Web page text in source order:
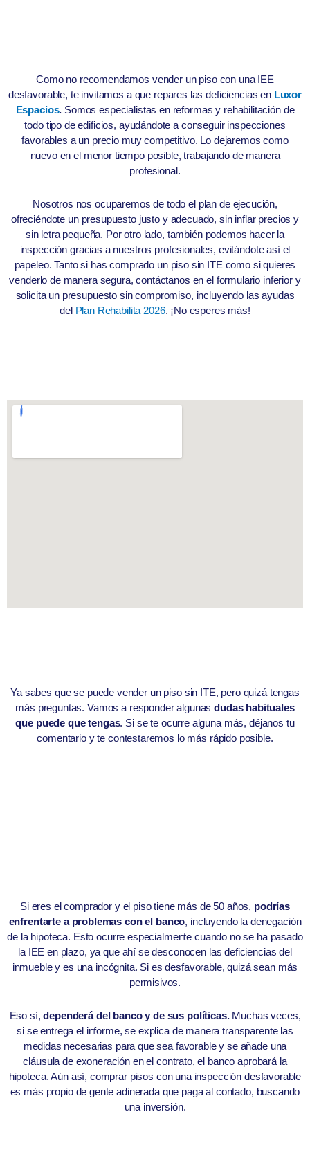
Como no recomendamos vender un piso con una IEE
desfavorable, te invitamos a que repares las deficiencias en Luxor
Espacios. Somos especialistas en reformas y rehabilitación de
todo tipo de edificios, ayudándote a conseguir inspecciones
favorables a un precio muy competitivo. Lo dejaremos como
nuevo en el menor tiempo posible, trabajando de manera
profesional.
Nosotros nos ocuparemos de todo el plan de ejecución,
ofreciéndote un presupuesto justo y adecuado, sin inflar precios y
sin letra pequeña. Por otro lado, también podemos hacer la
inspección gracias a nuestros profesionales, evitándote así el
papeleo. Tanto si has comprado un piso sin ITE como si quieres
venderlo de manera segura, contáctanos en el formulario inferior y
solicita un presupuesto sin compromiso, incluyendo las ayudas
del Plan Rehabilita 2026. ¡No esperes más!
Ya sabes que se puede vender un piso sin ITE, pero quizá tengas
más preguntas. Vamos a responder algunasdudas habituales
que puede que tengas. Si se te ocurre alguna más, déjanos tu
comentario y te contestaremos lo más rápido posible.
Si eres el comprador y el piso tiene más de 50 años, podrías
enfrentarte a problemas con el banco, incluyendo la denegación
de la hipoteca. Esto ocurre especialmente cuando no se ha pasado
la IEE en plazo, ya que ahí se desconocen las deficiencias del
inmueble y es una incógnita. Si es desfavorable, quizá sean más
permisivos.
Eso sí,dependerá del banco y de sus políticas.Muchas veces,
si se entrega el informe, se explica de manera transparente las
medidas necesarias para que sea favorable y se añade una
cláusula de exoneración en el contrato, el banco aprobará la
hipoteca. Aún así, comprar pisos con una inspección desfavorable
es más propio de gente adinerada que paga al contado, buscando
una inversión.